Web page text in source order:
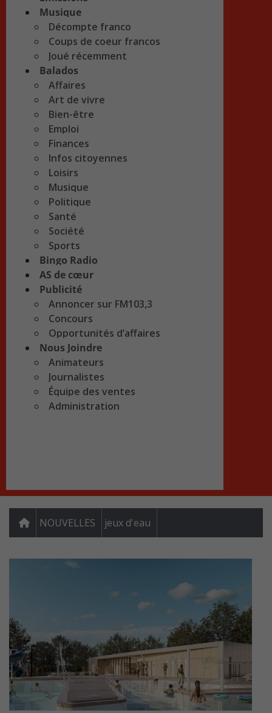
Musique
Décompte franco
Coups de coeur francos
Joué récemment
Balados
Affaires
Art de vivre
Bien-être
Emploi
Finances
Infos citoyennes
Loisirs
Musique
Politique
Santé
Société
Sports
Bingo Radio
AS de cœur
Publicité
Annoncer sur FM103,3
Concours
Opportunités d’affaires
Nous Joindre
Animateurs
Journalistes
Équipe des ventes
Administration
NOUVELLES jeux d'eau